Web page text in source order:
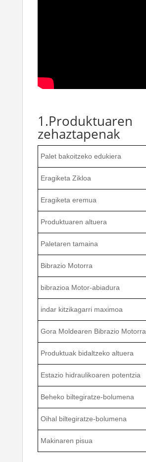
1.Produktuaren
zehaztapenak
Palet bakoitzeko edukiera
Eragiketa Zikloa
Eragiketa eremua
Produktuaren altuera
Paletaren tamaina
Bibrazio Motorra
bibrazioa Motor-abiadura
indar kitzikagarri maximoa
Gora Moldearen Bibrazio Motorra
Produktuak bidaltzeko altuera
Estazio hidraulikoaren potentzia
Beheko biltegiratze-bolumena
Oihal biltegiratze-bolumena
Makinaren pisua